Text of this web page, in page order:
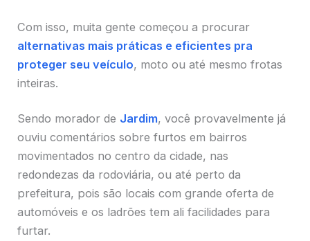
Com isso, muita gente começou a procurar
alternativas mais práticas e eficientes pra
proteger seu veículo, moto ou até mesmo frotas
inteiras.
Sendo morador de Jardim, você provavelmente já
ouviu comentários sobre furtos em bairros
movimentados no centro da cidade, nas
redondezas da rodoviária, ou até perto da
prefeitura, pois são locais com grande oferta de
automóveis e os ladrões tem ali facilidades para
furtar.